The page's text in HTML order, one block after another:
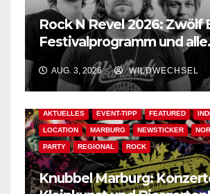
Rock N Revel 2026: Zwölf
Festivalprogramm und alle
wichtigen Informationen!
AUG. 3, 2026 WILDWECHSEL
AKTUELLES EVENT-TIPP FEATURED
LOCATION MARBURG NEWSTICKER
PARTY REGIONAL ROCK
Knubbel Marburg: